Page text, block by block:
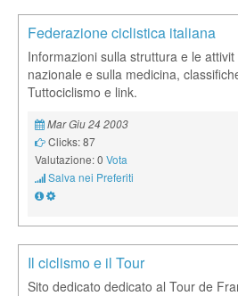
Federazione ciclistica italiana
Informazioni sulla struttura e le
nazionale e sulla medicina,
Tuttociclismo e link.
Mar Giu 24 2003
Clicks: 87
Valutazione: 0 Vota
Salva nei Preferiti
Il ciclismo e il Tour
Sito dedicato dedicato al Tour de